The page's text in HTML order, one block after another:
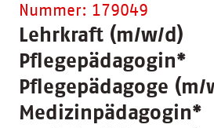
Nummer: 179049
Lehrkraft (m/w/d)
Pflegepädagogin*
Pflegepädagoge (m/
Medizinpädagogin*